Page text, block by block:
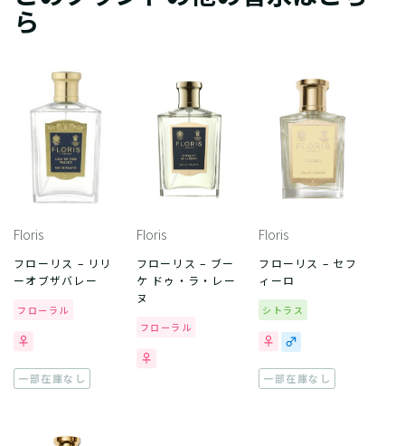
ら
Floris
フローリス – リリ
ーオブザバレー
フローラル
一部在庫なし
Floris
フローリス – ブー
ケ ドゥ・ラ・レー
ヌ
フローラル
Floris
フローリス – セフ
ィーロ
シトラス
一部在庫なし